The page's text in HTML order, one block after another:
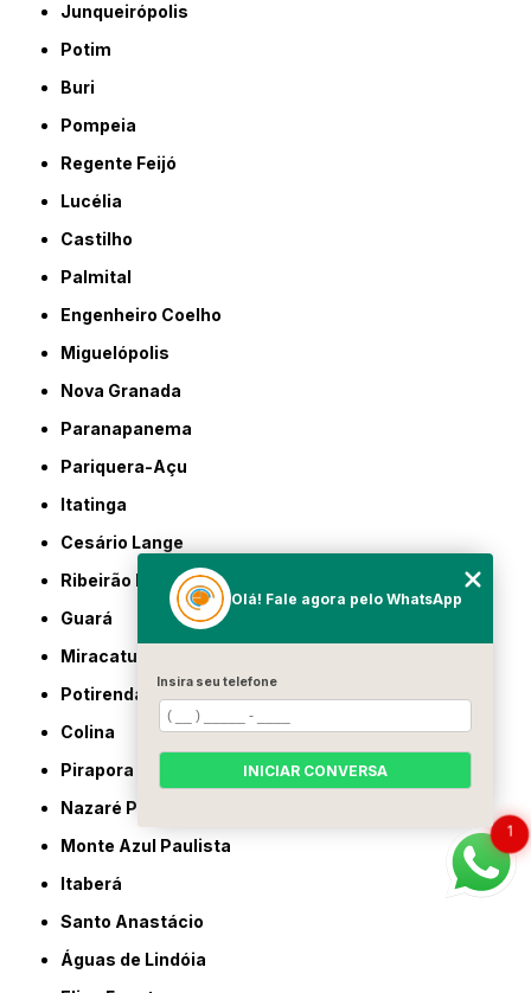
Junqueirópolis
Potim
Buri
Pompeia
Regente Feijó
Lucélia
Castilho
Palmital
Engenheiro Coelho
Miguelópolis
Nova Granada
Paranapanema
Pariquera-Açu
Itatinga
Cesário Lange
Ribeirão Branco
Guará
Miracatu
Potirendaba
Colina
Pirapora do Bom Jesus
Nazaré Paulista
Monte Azul Paulista
Itaberá
Santo Anastácio
Águas de Lindóia
1
Olá! Fale agora pelo WhatsApp
Insira seu telefone
INICIAR CONVERSA